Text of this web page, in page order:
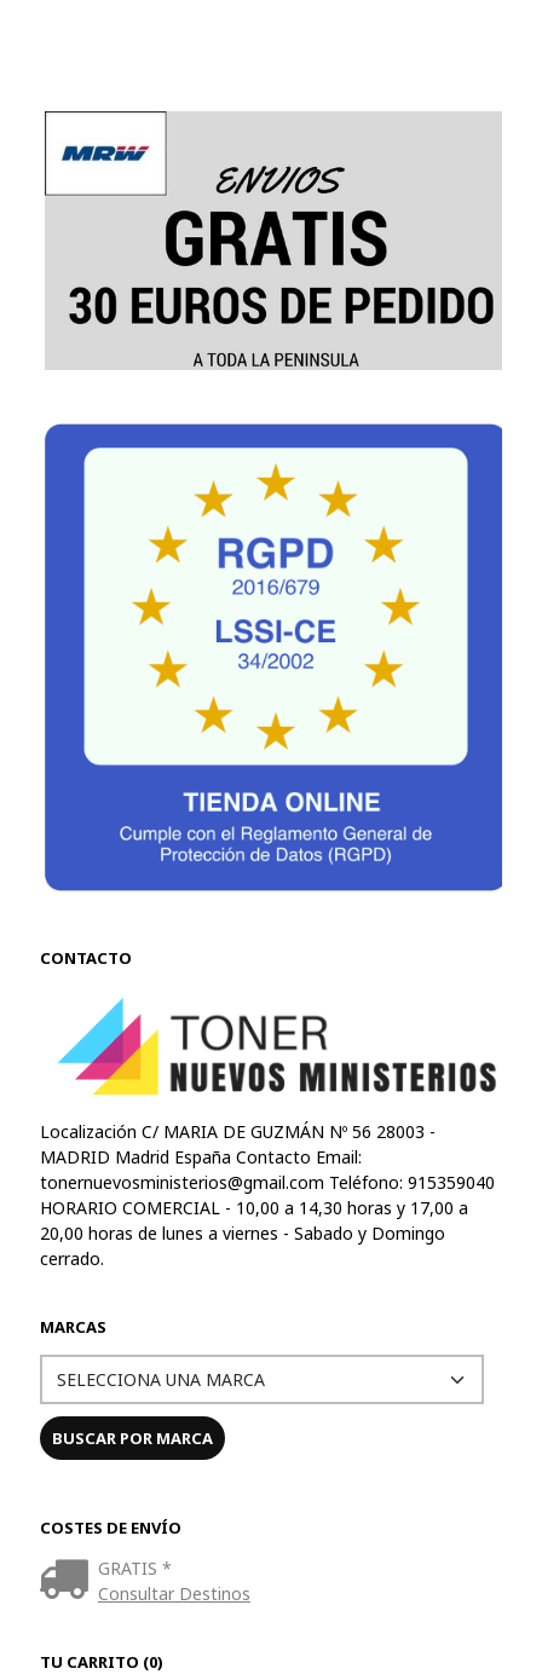
CONTACTO
Localización C/ MARIA DE GUZMÁN Nº 56 28003 -
MADRID Madrid España Contacto Email:
tonernuevosministerios@gmail.com Teléfono: 915359040
HORARIO COMERCIAL - 10,00 a 14,30 horas y 17,00 a
20,00 horas de lunes a viernes - Sabado y Domingo
cerrado.
MARCAS
COSTES DE ENVÍO
GRATIS *
Consultar Destinos
TU CARRITO (0)